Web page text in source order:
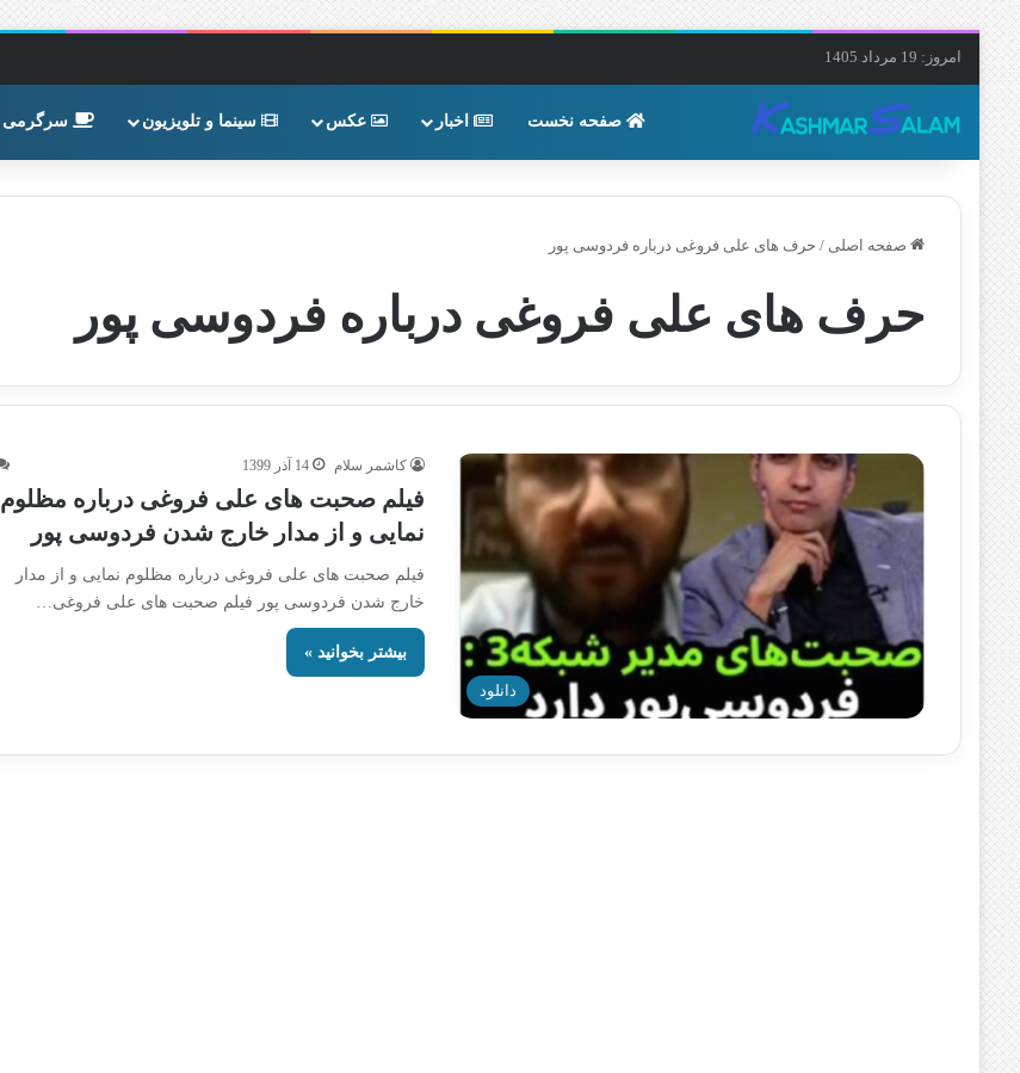
امروز: 19 مرداد 1405
صفحه نخست اخبار عکس سینما و تلویزیون سرگرمی
صفحه اصلی / حرف های علی فروغی درباره فردوسی پور
حرف های علی فروغی درباره فردوسی پور
دانلود
کاشمر سلام 14 آذر 1399
فیلم صحبت های علی فروغی درباره مظلوم
نمایی و از مدار خارج شدن فردوسی پور
فیلم صحبت های علی فروغی درباره مظلوم نمایی و از مدار
خارج شدن فردوسی پور فیلم صحبت های علی فروغی…
بیشتر بخوانید »